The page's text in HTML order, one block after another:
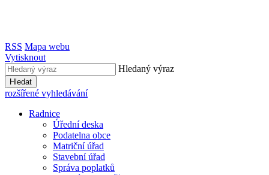
RSS Mapa webu
Vytisknout
Hledaný výraz
Hledat
rozšířené vyhledávání
Radnice
Úřední deska
Podatelna obce
Matriční úřad
Stavební úřad
Správa poplatků